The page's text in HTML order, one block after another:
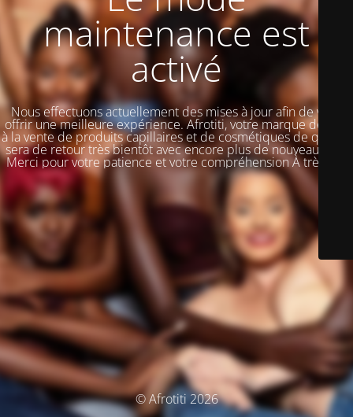
maintenance est
activé
Nous effectuons actuellement des mises à jour afin de vous
offrir une meilleure expérience. Afrotiti, votre marque dédiée
à la vente de produits capillaires et de cosmétiques de qualité,
sera de retour très bientôt avec encore plus de nouveautés !!!
Merci pour votre patience et votre compréhension À très vite
© Afrotiti 2026